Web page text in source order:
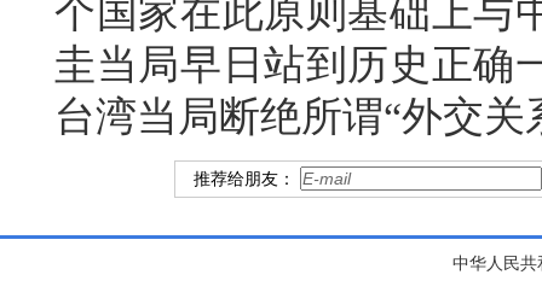
个国家在此原则基础上与
圭当局早日站到历史正确
台湾当局断绝所谓“外交关
推荐给朋友：
中华人民共